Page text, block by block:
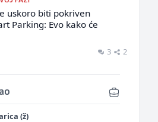
uskoro biti pokriven
Parking: Evo kako će
3 2
(ž)